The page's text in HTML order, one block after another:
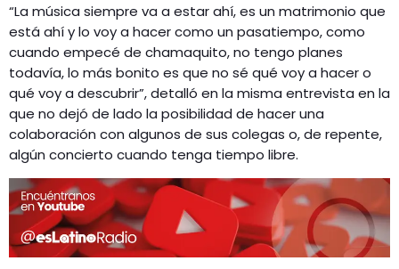
“La música siempre va a estar ahí, es un matrimonio que
está ahí y lo voy a hacer como un pasatiempo, como
cuando empecé de chamaquito, no tengo planes
todavía, lo más bonito es que no sé qué voy a hacer o
qué voy a descubrir”, detalló en la misma entrevista en la
que no dejó de lado la posibilidad de hacer una
colaboración con algunos de sus colegas o, de repente,
algún concierto cuando tenga tiempo libre.